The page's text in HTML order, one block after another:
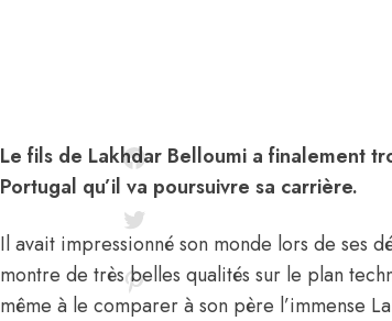
Le fils de Lakhdar Belloumi a finalement
Portugal qu’il va poursuivre sa carrière.
Il avait impressionné son monde lors de ses
montre de très belles qualités sur le plan
même à le comparer à son père l’immense